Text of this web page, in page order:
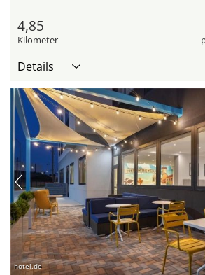
4,85
Kilometer
Details
hotel.de